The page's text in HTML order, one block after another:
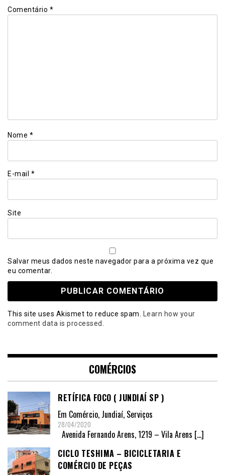
Comentário *
Nome *
E-mail *
Site
Salvar meus dados neste navegador para a próxima vez que
eu comentar.
This site uses Akismet to reduce spam.
Learn how your
comment data is processed
COMÉRCIOS
RETÍFICA FOCO ( JUNDIAÍ SP )
Em Comércio, Jundiaí, Serviços
28/04/2020
Avenida Fernando Arens, 1219 – Vila Arens […]
CICLO TESHIMA – BICICLETARIA E
COMÉRCIO DE PEÇAS